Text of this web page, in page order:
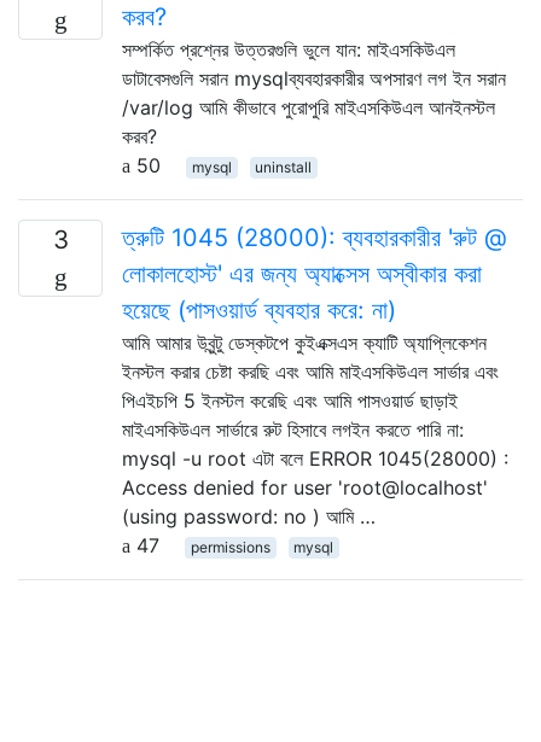
করব?
সম্পর্কিত প্রশ্নের উত্তরগুলি ভুলে যান: মাইএসকিউএল
ডাটাবেসগুলি সরান mysqlব্যবহারকারীর অপসারণ লগ ইন সরান
/var/log আমি কীভাবে পুরোপুরি মাইএসকিউএল আনইনস্টল
করব?
50
mysql uninstall
3
ত্রুটি 1045 (28000): ব্যবহারকারীর 'রুট @
লোকালহোস্ট' এর জন্য অ্যাক্সেস অস্বীকার করা
হয়েছে (পাসওয়ার্ড ব্যবহার করে: না)
আমি আমার উবুন্টু ডেস্কটপে কুইএক্সএস ক্যাটি অ্যাপ্লিকেশন
ইনস্টল করার চেষ্টা করছি এবং আমি মাইএসকিউএল সার্ভার এবং
পিএইচপি 5 ইনস্টল করেছি এবং আমি পাসওয়ার্ড ছাড়াই
মাইএসকিউএল সার্ভারে রুট হিসাবে লগইন করতে পারি না:
mysql -u root এটা বলে ERROR 1045(28000) :
Access denied for user 'root@localhost'
(using password: no ) আমি …
47
permissions mysql